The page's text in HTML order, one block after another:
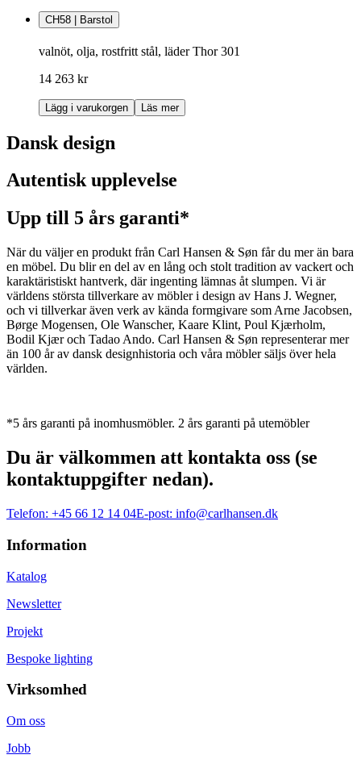
CH58 | Barstol
valnöt, olja, rostfritt stål, läder Thor 301
14 263 kr
Lägg i varukorgen Läs mer
Dansk design
Autentisk upplevelse
Upp till 5 års garanti*
När du väljer en produkt från Carl Hansen & Søn får du mer än bara
en möbel. Du blir en del av en lång och stolt tradition av vackert och
karaktäristiskt hantverk, där ingenting lämnas åt slumpen. Vi är
världens största tillverkare av möbler i design av Hans J. Wegner,
och vi tillverkar även verk av kända formgivare som Arne Jacobsen,
Børge Mogensen, Ole Wanscher, Kaare Klint, Poul Kjærholm,
Bodil Kjær och Tadao Ando. Carl Hansen & Søn representerar mer
än 100 år av dansk designhistoria och våra möbler säljs över hela
världen.
*5 års garanti på inomhusmöbler. 2 års garanti på utemöbler
Du är välkommen att kontakta oss (se
kontaktuppgifter nedan).
Telefon: +45 66 12 14 04E-post: info@carlhansen.dk
Information
Katalog
Newsletter
Projekt
Bespoke lighting
Virksomhed
Om oss
Jobb